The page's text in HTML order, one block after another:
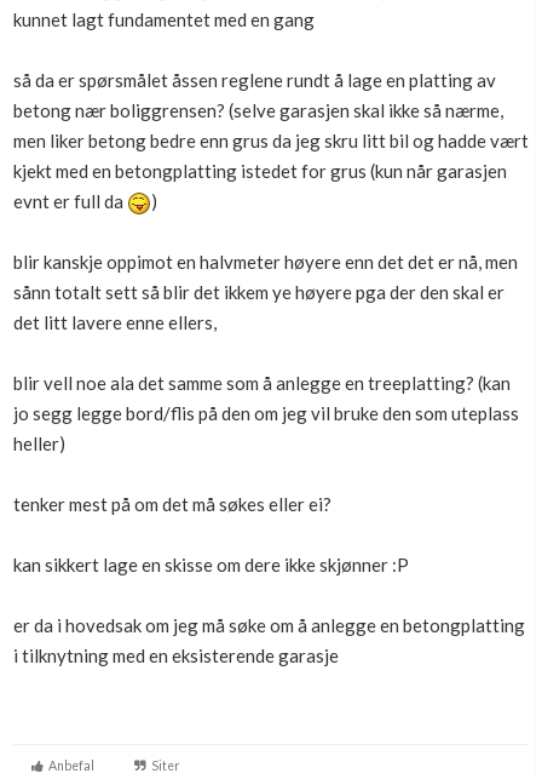
Få mer ut av Boligmappa
kunnet lagt fundamentet med en gang
så da er spørsmålet åssen reglene rundt å lage en platting av
betong nær boliggrensen? (selve garasjen skal ikke så nærme,
men liker betong bedre enn grus da jeg skru litt bil og hadde vært
kjekt med en betongplatting istedet for grus (kun når garasjen
evnt er full da
)
blir kanskje oppimot en halvmeter høyere enn det det er nå, men
sånn totalt sett så blir det ikkem ye høyere pga der den skal er
det litt lavere enne ellers,
blir vell noe ala det samme som å anlegge en treeplatting? (kan
jo segg legge bord/flis på den om jeg vil bruke den som uteplass
heller)
tenker mest på om det må søkes eller ei?
kan sikkert lage en skisse om dere ikke skjønner :P
er da i hovedsak om jeg må søke om å anlegge en betongplatting
i tilknytning med en eksisterende garasje
Anbefal Siter